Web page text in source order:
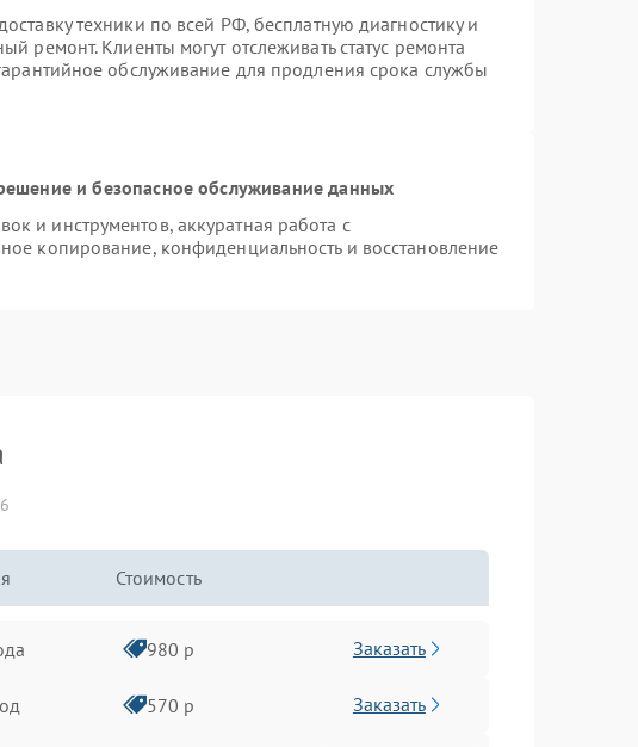
техники по всей РФ, бесплатную диагностику и
ремонт. Клиенты могут отслеживать статус ремонта
обслуживание для продления срока службы
и безопасное обслуживание данных
и инструментов, аккуратная работа с
копирование, конфиденциальность и восстановление
Стоимость
980 р Заказать
570 р Заказать